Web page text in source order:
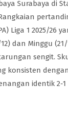
Surabaya di
Liga 1 2025/26
dan Minggu
sengit.
konsisten
identik 2-